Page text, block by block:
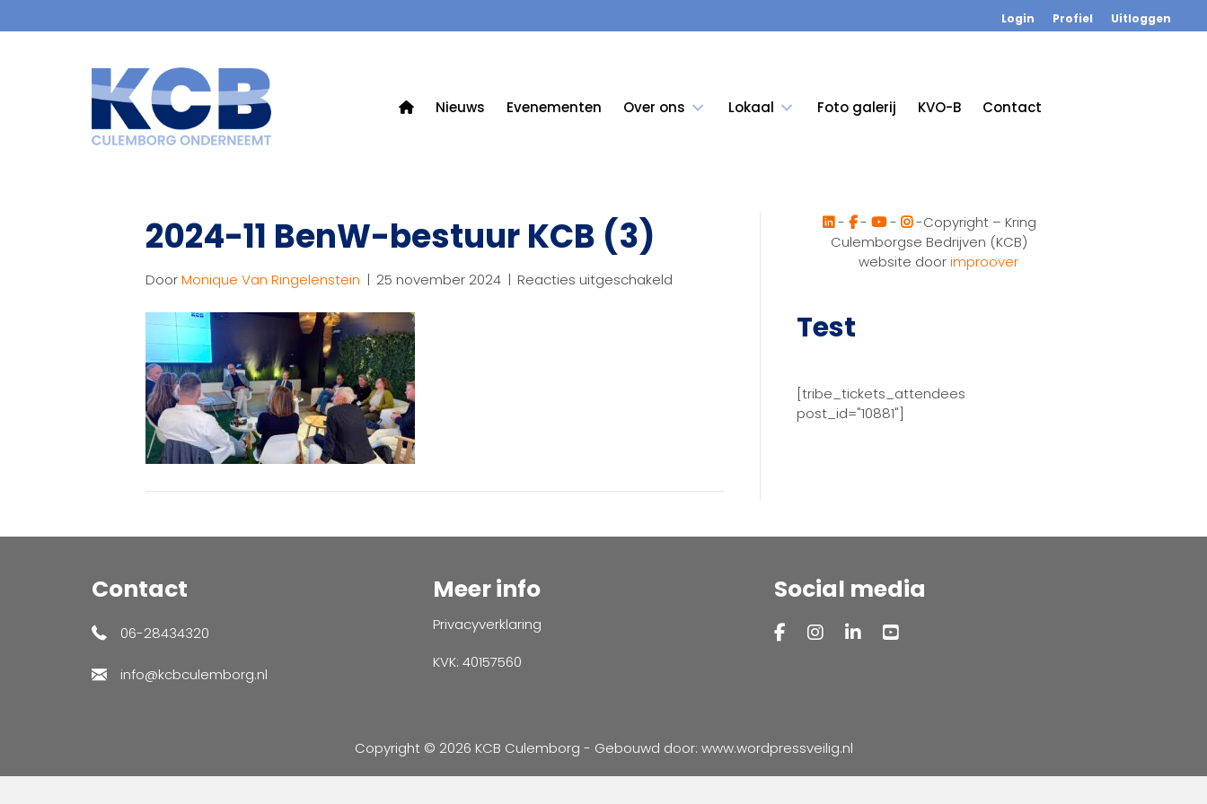
Login Profiel Uitloggen
Nieuws Evenementen Over ons Lokaal Foto galerij KVO-B Contact
2024-11 BenW-bestuur KCB (3)
DoorMonique Van Ringelenstein | 25 november 2024 | Reacties uitgeschakeld
- - -
-Copyright – Kring
Culemborgse Bedrijven (KCB)
website doorimproover
Test
[tribe_tickets_attendees
post_id="10881"]
Contact
06-28434320
info@kcbculemborg.nl
Meer info
Privacyverklaring
KVK: 40157560
Social media
Copyright © 2026 KCB Culemborg - Gebouwd door: www.wordpressveilig.nl